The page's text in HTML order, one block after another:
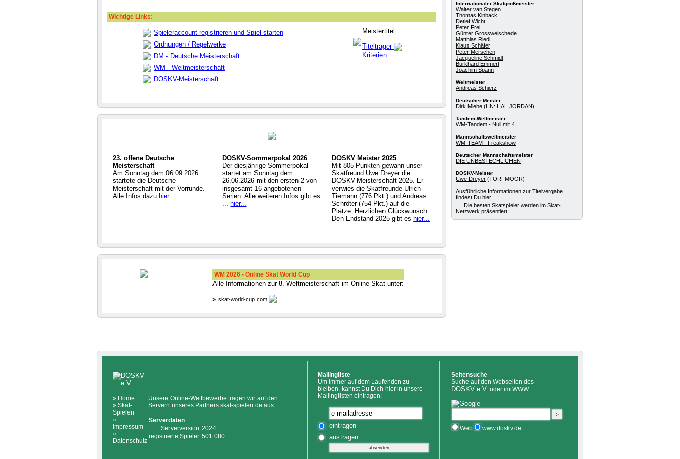
Wichtige Links:
Spieleraccount registrieren und Spiel starten
Ordnungen / Regelwerke
DM - Deutsche Meisterschaft
WM - Weltmeisterschaft
DOSKV-Meisterschaft
Meistertitel:
Titelträger
Kriterien
23. offene Deutsche
Meisterschaft
Am Sonntag dem 06.09.2026
startete die Deutsche
Meisterschaft mit der Vorrunde.
Alle Infos dazu hier...
DOSKV-Sommerpokal 2026
Der diesjährige Sommerpokal
startet am Sonntag dem
26.06.2026 mit den ersten 2 von
insgesamt 16 angebotenen
Serien. Alle weiteren Infos gibt es
... hier...
DOSKV Meister 2025
Mit 805 Punkten gewann unser
Skatfreund Uwe Dreyer die
DOSKV-Meisterschaft 2025. Er
verwies die Skatfreunde Ulrich
Tiemann (776 Pkt.) und Andreas
Schröter (754 Pkt.) auf die
Plätze. Herzlichen Glückwunsch.
Den Endstand 2025 gibt es hier...
WM 2026 - Online Skat World Cup
Alle Informationen zur 8. Weltmeisterschaft im Online-Skat unter:
» skat-world-cup.com
Internationaler Skatgroßmeister
Walter van Stegen
Thomas Kinback
Detlef Wicht
Peter Frei
Günter Grossweischede
Matthias Riedl
Klaus Schäfer
Peter Merschen
Jacqueline Schmidt
Burkhard Emmert
Joachim Spann
Weltmeister
Andreas Schierz
Deutscher Meister
Dirk Miehe (HN: HAL JORDAN)
Tandem-Weltmeister
WM-Tandem - Null mit 4
Mannschaftsweltmeister
WM-TEAM - Freakshow
Deutscher Mannschaftsmeister
DIE UNBESTECHLICHEN
DOSKV-Meister
Uwe Dreyer (TORFMOOR)
Ausführliche Informationen zur Titelvergabe
findest Du hier.
Die besten Skatspieler werden im Skat-
Netzwerk präsentiert.
» Home
» Skat-
Spielen
»
Impressum
»
Datenschutz
Unsere Online-Wettbewerbe tragen wir auf den
Servern unseres Partners skat-spielen.de aus.
Serverdaten
Serverversion:2024
registrierte Spieler:501.080
Mailingliste
Um immer auf dem Laufenden zu
bleiben, kannst Du Dich hier in unsere
Mailinglisten eintragen:
eintragen
austragen
Seitensuche
Suche auf den Webseiten des
DOSKV e.V. oder im WWW.
Web www.doskv.de